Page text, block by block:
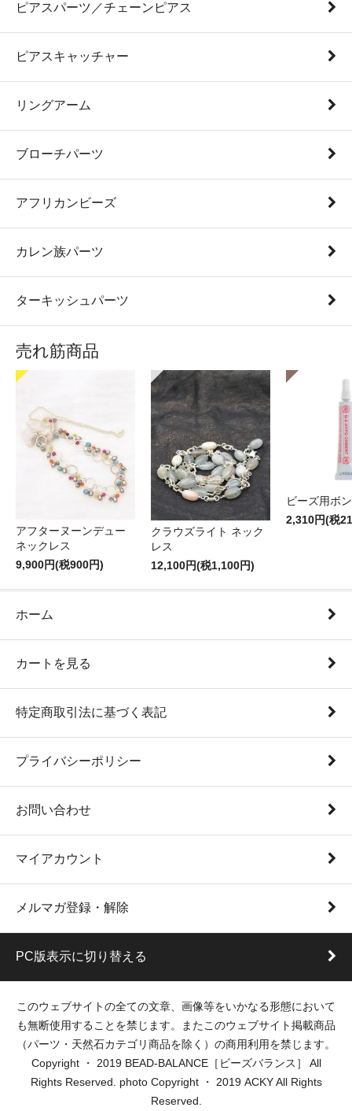
ピアスパーツ／チェーンピアス
ピアスキャッチャー
リングアーム
ブローチパーツ
アフリカンビーズ
カレン族パーツ
ターキッシュパーツ
売れ筋商品
アフターヌーンデュー
ネックレス
9,900円(税900円)
クラウズライト ネック
レス
12,100円(税1,100円)
ビーズ用ボ
2,310円(税
ホーム
カートを見る
特定商取引法に基づく表記
プライバシーポリシー
お問い合わせ
マイアカウント
メルマガ登録・解除
PC版表示に切り替える
このウェブサイトの全ての文章、画像等をいかなる形態において
も無断使用することを禁じます。またこのウェブサイト掲載商品
（パーツ・天然石カテゴリ商品を除く）の商用利用を禁じます。
Copyright ・ 2019 BEAD-BALANCE［ビーズバランス］ All
Rights Reserved. photo Copyright ・ 2019 ACKY All Rights
Reserved.